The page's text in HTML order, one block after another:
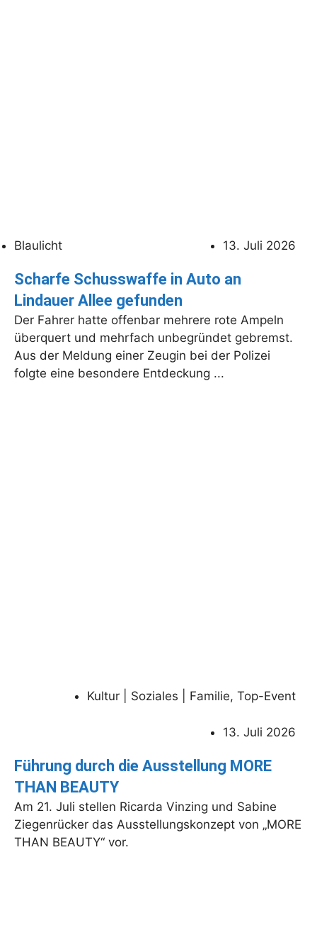
13. Juli 2026
Blaulicht
Scharfe Schusswaffe in Auto an
Lindauer Allee gefunden
Der Fahrer hatte offenbar mehrere rote Ampeln
überquert und mehrfach unbegründet gebremst.
Aus der Meldung einer Zeugin bei der Polizei
folgte eine besondere Entdeckung ...
13. Juli 2026
Kultur | Soziales | Familie, Top-Event
Führung durch die Ausstellung MORE
THAN BEAUTY
Am 21. Juli stellen Ricarda Vinzing und Sabine
Ziegenrücker das Ausstellungskonzept von „MORE
THAN BEAUTY“ vor.